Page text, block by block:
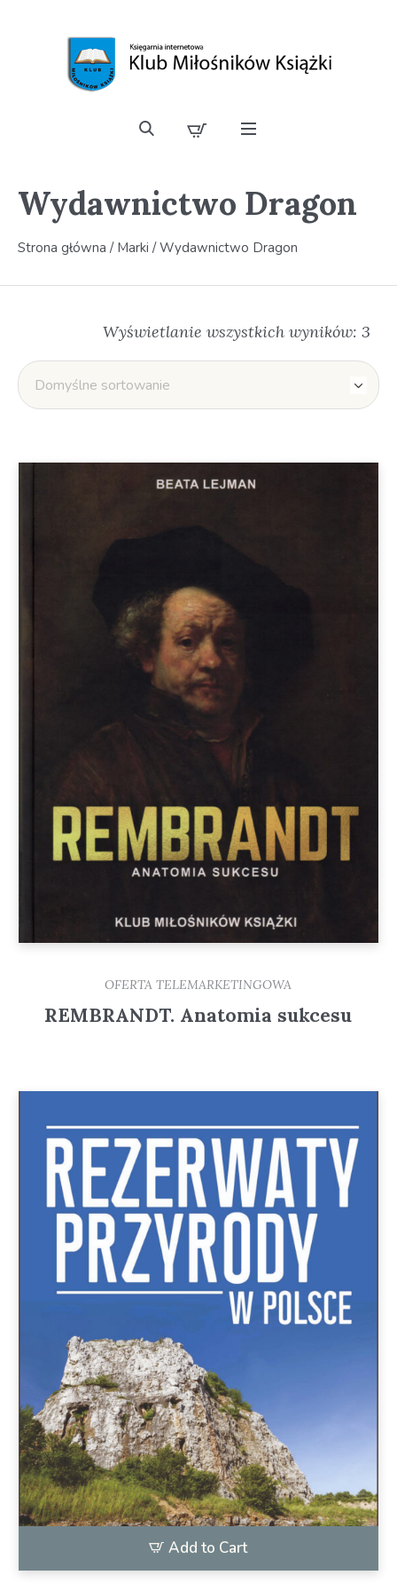
Wydawnictwo Dragon
Strona główna / Marki / Wydawnictwo Dragon
Wyświetlanie wszystkich wyników: 3
OFERTA TELEMARKETINGOWA
REMBRANDT. Anatomia sukcesu
Add to Cart